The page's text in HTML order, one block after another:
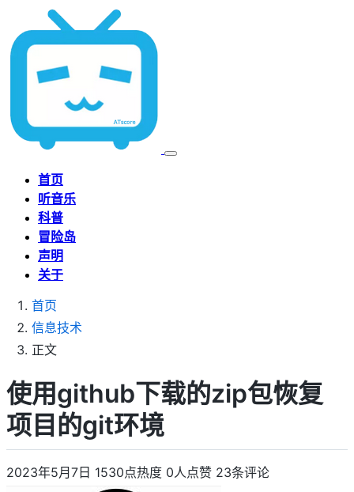
首页
听音乐
科普
冒险岛
声明
关于
首页
信息技术
正文
使用github下载的zip包恢复
项目的git环境
2023年5月7日 1530点热度 0人点赞 23条评论